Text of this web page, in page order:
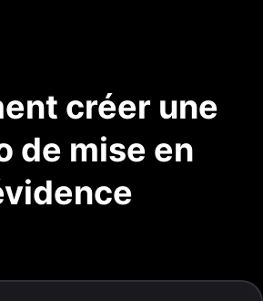
créer une
de mise en